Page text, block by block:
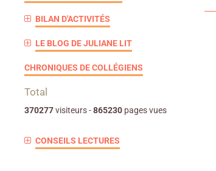
BILAN D'ACTIVITÉS
LE BLOG DE JULIANE LIT
CHRONIQUES DE COLLÉGIENS
Total
370277visiteurs -865230 pages vues
CONSEILS LECTURES